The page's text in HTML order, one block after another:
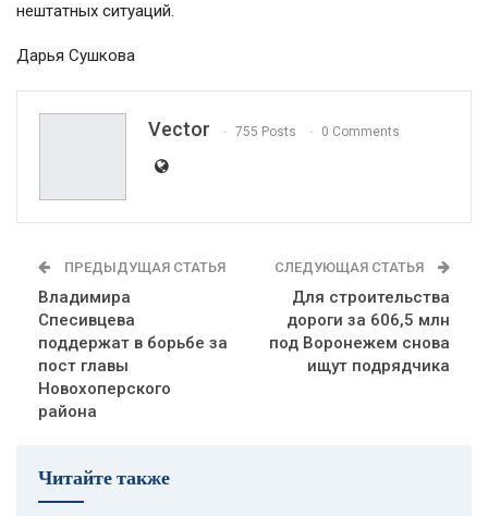
нештатных ситуаций.
Дарья Сушкова
Vector 755 Posts 0 Comments
ПРЕДЫДУЩАЯ СТАТЬЯ
Владимира
Спесивцева
поддержат в борьбе за
пост главы
Новохоперского
района
СЛЕДУЮЩАЯ СТАТЬЯ
Для строительства
дороги за 606,5 млн
под Воронежем снова
ищут подрядчика
Читайте также